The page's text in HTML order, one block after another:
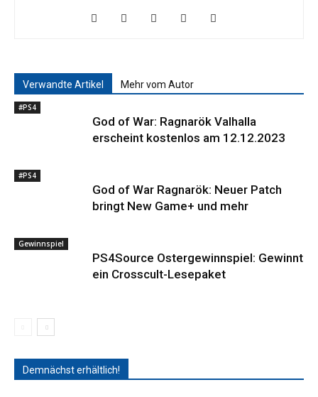
Verwandte Artikel Mehr vom Autor
#PS4
God of War: Ragnarök Valhalla
erscheint kostenlos am 12.12.2023
#PS4
God of War Ragnarök: Neuer Patch
bringt New Game+ und mehr
Gewinnspiel
PS4Source Ostergewinnspiel: Gewinnt
ein Crosscult-Lesepaket
Demnächst erhältlich!